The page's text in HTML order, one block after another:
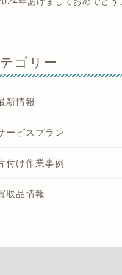
ゴリー
新情報
ービスプラン
付け作業事例
取品情報